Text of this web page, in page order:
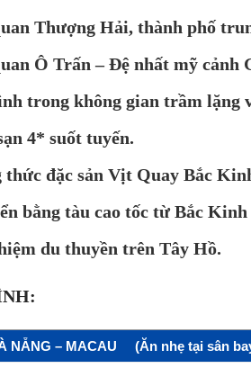
Thượng Hải, thành phố
Ô Trấn – Đệ nhất mỹ cảnh
trong không gian trầm lặng
4* suốt tuyến.
thức đặc sản Vịt Quay Bắc
bằng tàu cao tốc từ Bắc
du thuyền trên Tây Hồ.
NẴNG – MACAU (Ăn nhẹ tại sân